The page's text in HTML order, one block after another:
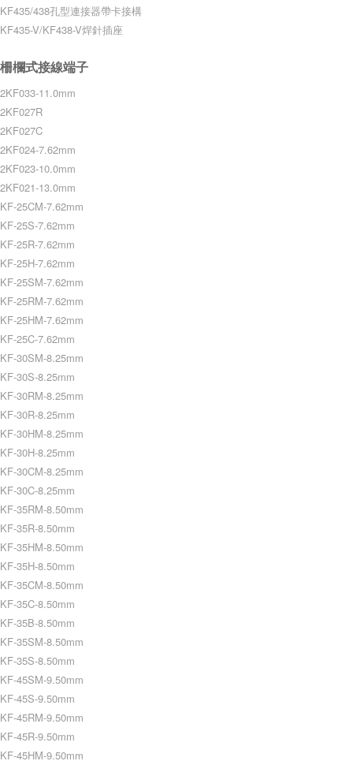
KF435/438孔型連接器帶卡接構
KF435-V/KF438-V焊針插座
柵欄式接線端子
2KF033-11.0mm
2KF027R
2KF027C
2KF024-7.62mm
2KF023-10.0mm
2KF021-13.0mm
KF-25CM-7.62mm
KF-25S-7.62mm
KF-25R-7.62mm
KF-25H-7.62mm
KF-25SM-7.62mm
KF-25RM-7.62mm
KF-25HM-7.62mm
KF-25C-7.62mm
KF-30SM-8.25mm
KF-30S-8.25mm
KF-30RM-8.25mm
KF-30R-8.25mm
KF-30HM-8.25mm
KF-30H-8.25mm
KF-30CM-8.25mm
KF-30C-8.25mm
KF-35RM-8.50mm
KF-35R-8.50mm
KF-35HM-8.50mm
KF-35H-8.50mm
KF-35CM-8.50mm
KF-35C-8.50mm
KF-35B-8.50mm
KF-35SM-8.50mm
KF-35S-8.50mm
KF-45SM-9.50mm
KF-45S-9.50mm
KF-45RM-9.50mm
KF-45R-9.50mm
KF-45HM-9.50mm